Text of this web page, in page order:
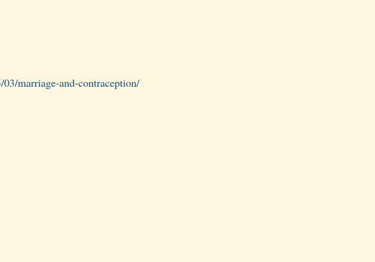
marriage-and-contraception/